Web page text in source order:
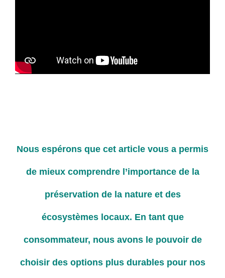
Nous espérons que cet article vous a permis
de mieux comprendre l’importance de la
préservation de la nature et des
écosystèmes locaux. En tant que
consommateur, nous avons le pouvoir de
choisir des options plus durables pour nos